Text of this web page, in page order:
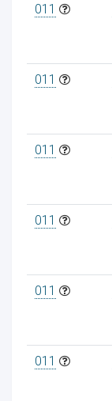
011
011
011
011
011
011